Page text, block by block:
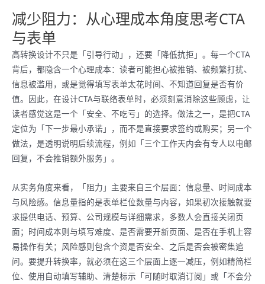
减少阻力：从心理成本角度思考CTA
与表单
高转换设计不只是「引导行动」，还要「降低抗拒」。每一个CTA
背后，都隐含一个心理成本：读者可能担心被推销、被频繁打扰、
信息被滥用，或是觉得填写表单太花时间、不知道回复是否有价
值。因此，在设计CTA与联络表单时，必须刻意消除这些顾虑，让
读者感觉这是一个「安全、不吃亏」的选择。做法之一，是把CTA
定位为「下一步最小承诺」，而不是直接要求签约或购买；另一个
做法，是透明说明后续流程，例如「三个工作天内会有专人以电邮
回复，不会推销额外服务」。
从实务角度来看，「阻力」主要来自三个层面：信息量、时间成本
与风险感。信息量指的是表单栏位数量与内容，如果初次接触就要
求提供电话、预算、公司规模与详细需求，多数人会直接关闭页
面；时间成本则与填写难度、是否需要开新页面、是否在手机上容
易操作有关；风险感则包含个资是否安全、之后是否会被密集追
问。要提升转换率，就必须在这三个层面上逐一减压，例如精简栏
位、使用自动填写辅助、清楚标示「可随时取消订阅」或「不会分